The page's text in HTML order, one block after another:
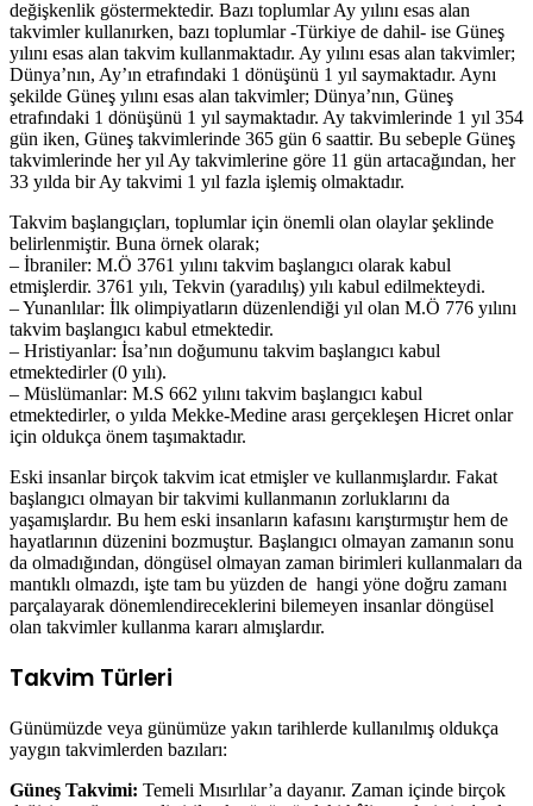
değişkenlik göstermektedir. Bazı toplumlar Ay yılını esas alan
takvimler kullanırken, bazı toplumlar -Türkiye de dahil- ise Güneş
yılını esas alan takvim kullanmaktadır. Ay yılını esas alan takvimler;
Dünya’nın, Ay’ın etrafındaki 1 dönüşünü 1 yıl saymaktadır. Aynı
şekilde Güneş yılını esas alan takvimler; Dünya’nın, Güneş
etrafındaki 1 dönüşünü 1 yıl saymaktadır. Ay takvimlerinde 1 yıl 354
gün iken, Güneş takvimlerinde 365 gün 6 saattir. Bu sebeple Güneş
takvimlerinde her yıl Ay takvimlerine göre 11 gün artacağından, her
33 yılda bir Ay takvimi 1 yıl fazla işlemiş olmaktadır.
Takvim başlangıçları, toplumlar için önemli olan olaylar şeklinde
belirlenmiştir. Buna örnek olarak;
– İbraniler: M.Ö 3761 yılını takvim başlangıcı olarak kabul
etmişlerdir. 3761 yılı, Tekvin (yaradılış) yılı kabul edilmekteydi.
– Yunanlılar: İlk olimpiyatların düzenlendiği yıl olan M.Ö 776 yılını
takvim başlangıcı kabul etmektedir.
– Hristiyanlar: İsa’nın doğumunu takvim başlangıcı kabul
etmektedirler (0 yılı).
– Müslümanlar: M.S 662 yılını takvim başlangıcı kabul
etmektedirler, o yılda Mekke-Medine arası gerçekleşen Hicret onlar
için oldukça önem taşımaktadır.
Eski insanlar birçok takvim icat etmişler ve kullanmışlardır. Fakat
başlangıcı olmayan bir takvimi kullanmanın zorluklarını da
yaşamışlardır. Bu hem eski insanların kafasını karıştırmıştır hem de
hayatlarının düzenini bozmuştur. Başlangıcı olmayan zamanın sonu
da olmadığından, döngüsel olmayan zaman birimleri kullanmaları da
mantıklı olmazdı, işte tam bu yüzden de hangi yöne doğru zamanı
parçalayarak dönemlendireceklerini bilemeyen insanlar döngüsel
olan takvimler kullanma kararı almışlardır.
Takvim Türleri
Günümüzde veya günümüze yakın tarihlerde kullanılmış oldukça
yaygın takvimlerden bazıları:
Güneş Takvimi: Temeli Mısırlılar’a dayanır. Zaman içinde birçok